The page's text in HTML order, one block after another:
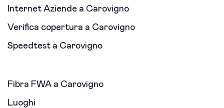
Internet Aziende a Carovigno
Verifica copertura a Carovigno
Speedtest a Carovigno
Fibra FWA a Carovigno
Luoghi